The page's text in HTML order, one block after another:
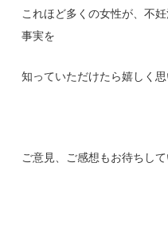
これほど多くの女性が、不
事実を
知っていただけたら嬉しく思
ご意見、ご感想もお待ちして